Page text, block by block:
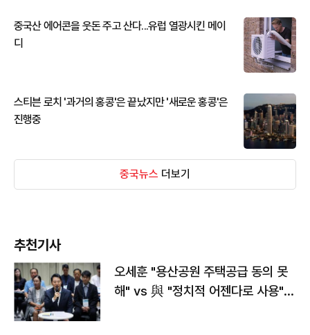
중국산 에어콘을 웃돈 주고 산다...유럽 열광시킨 메이
디
스티븐 로치 '과거의 홍콩'은 끝났지만 '새로운 홍콩'은
진행중
중국뉴스 더보기
추천기사
오세훈 "용산공원 주택공급 동의 못
해" vs 與 "정치적 어젠다로 사용"